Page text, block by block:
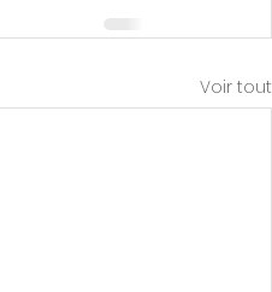
Voir tout